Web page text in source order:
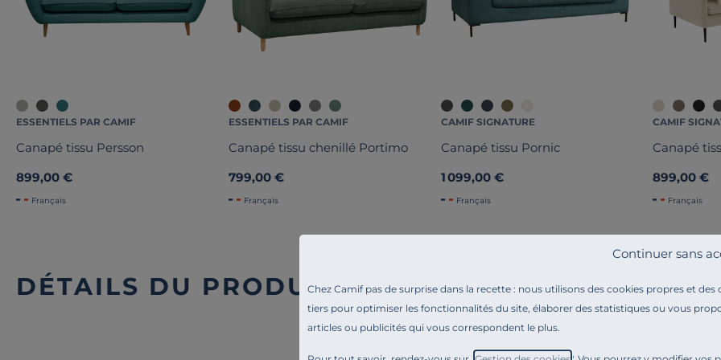
Chez Camif pas de surprise dans la recette : nous utilisons des cookies propres et des
tiers pour optimiser les fonctionnalités du site, élaborer des statistiques ou vous
articles ou publicités qui vous correspondent le plus.
Continuer sans
ESSENTIELS PAR CAMIF
Canapé tissu Persson
899,00 €
Français
ESSENTIELS PAR CAMIF
Canapé tissu chenillé Portimo
799,00 €
Français
CAMIF SIGNATURE
Canapé tissu Pornic
1 099,00 €
Français
CAMIF
Canapé
899,00 €
Français
DÉTAILS DU PRODUIT
Référence : 100371311621
Canapé tissu Persson :l'alliance parfaite entre